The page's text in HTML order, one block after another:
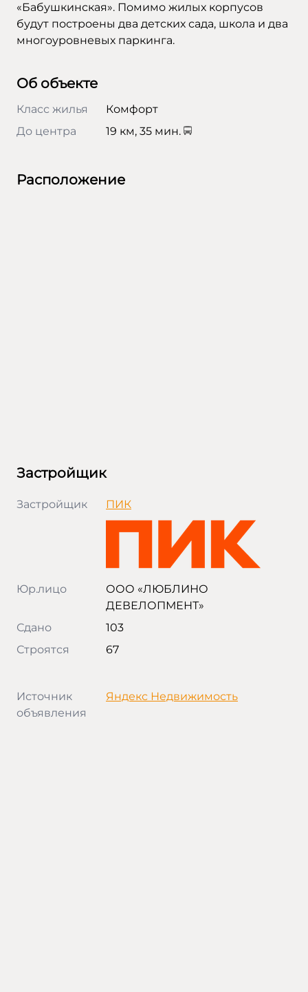
«Бабушкинская». Помимо жилых корпусов
будут построены два детских сада, школа и два
многоуровневых паркинга.
Об объекте
Класс жилья
Комфорт
До центра
19 км, 35 мин.
Расположение
Застройщик
Застройщик ПИК
Юр.лицо
ООО «ЛЮБЛИНО
ДЕВЕЛОПМЕНТ»
Сдано
103
Строятся
67
Источник
объявления
Яндекс Недвижимость